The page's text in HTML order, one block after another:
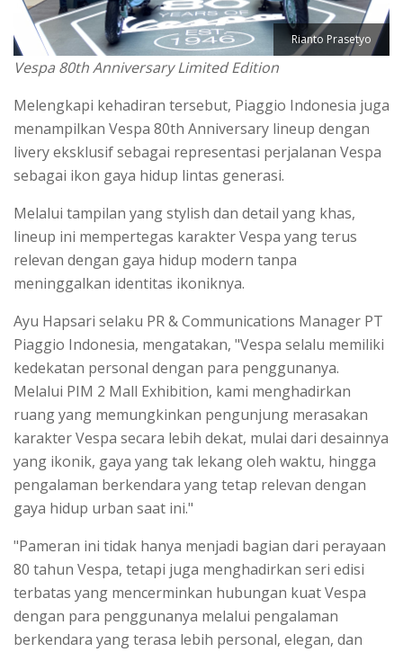
Rianto Prasetyo
Vespa 80th Anniversary Limited Edition
Melengkapi kehadiran tersebut, Piaggio Indonesia juga
menampilkan Vespa 80th Anniversary lineup dengan
livery eksklusif sebagai representasi perjalanan Vespa
sebagai ikon gaya hidup lintas generasi.
Melalui tampilan yang stylish dan detail yang khas,
lineup ini mempertegas karakter Vespa yang terus
relevan dengan gaya hidup modern tanpa
meninggalkan identitas ikoniknya.
Ayu Hapsari selaku PR & Communications Manager PT
Piaggio Indonesia, mengatakan, "Vespa selalu memiliki
kedekatan personal dengan para penggunanya.
Melalui PIM 2 Mall Exhibition, kami menghadirkan
ruang yang memungkinkan pengunjung merasakan
karakter Vespa secara lebih dekat, mulai dari desainnya
yang ikonik, gaya yang tak lekang oleh waktu, hingga
pengalaman berkendara yang tetap relevan dengan
gaya hidup urban saat ini."
"Pameran ini tidak hanya menjadi bagian dari perayaan
80 tahun Vespa, tetapi juga menghadirkan seri edisi
terbatas yang mencerminkan hubungan kuat Vespa
dengan para penggunanya melalui pengalaman
berkendara yang terasa lebih personal, elegan, dan